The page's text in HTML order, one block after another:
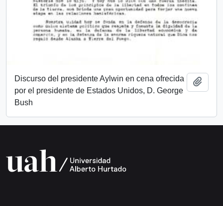
Discurso del presidente Aylwin en cena ofrecida
por el presidente de Estados Unidos, D. George
Bush